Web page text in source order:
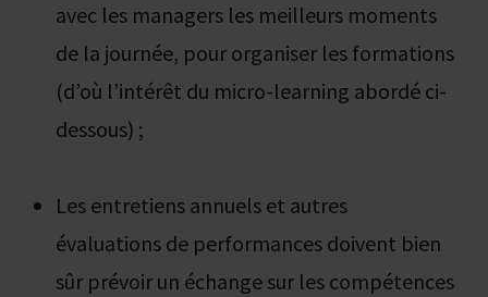
avec les managers les meilleurs moments
de la journée, pour organiser les formations
(d’où l’intérêt du micro-learning abordé ci-
dessous) ;
Les entretiens annuels et autres
évaluations de performances doivent bien
sûr prévoir un échange sur les compétences